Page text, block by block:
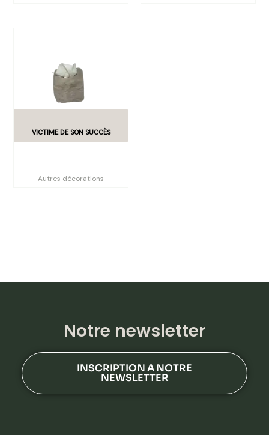
Autres décorations
Notre newsletter
INSCRIPTION A NOTRE
NEWSLETTER